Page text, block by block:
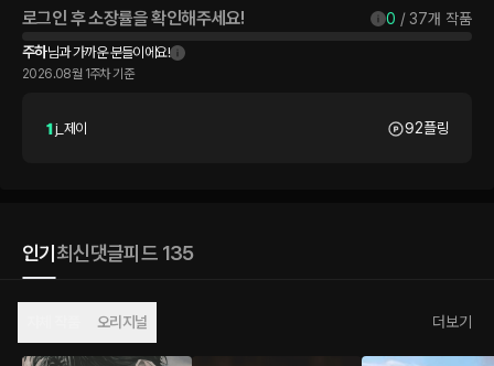
로그인 후 소장률을 확인해주세요! 0 / 37개 작품
주하님과 가까운 분들이에요!
2026.08월 1주차 기준
j_제이 92플링
인기 최신댓글피드 135
오리지널 더보기